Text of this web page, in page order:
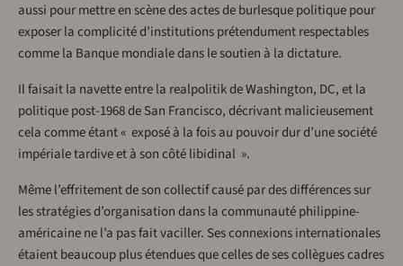
aussi pour mettre en scène des actes de burlesque politique pour
exposer la complicité d’institutions prétendument respectables
comme la Banque mondiale dans le soutien à la dictature.
Il faisait la navette entre la realpolitik de Washington, DC, et la
politique post-1968 de San Francisco, décrivant malicieusement
cela comme étant « exposé à la fois au pouvoir dur d’une société
impériale tardive et à son côté libidinal ».
Même l’effritement de son collectif causé par des différences sur
les stratégies d’organisation dans la communauté philippine-
américaine ne l’a pas fait vaciller. Ses connexions internationales
étaient beaucoup plus étendues que celles de ses collègues cadres